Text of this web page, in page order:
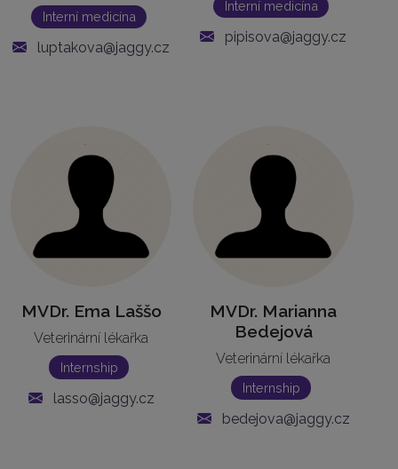
Interní medicína
luptakova@jaggy.cz
Interní medicína
pipisova@jaggy.cz
MVDr. Ema Laššo
Veterinární lékařka
Internship
lasso@jaggy.cz
MVDr. Marianna
Bedejová
Veterinární lékařka
Internship
bedejova@jaggy.cz